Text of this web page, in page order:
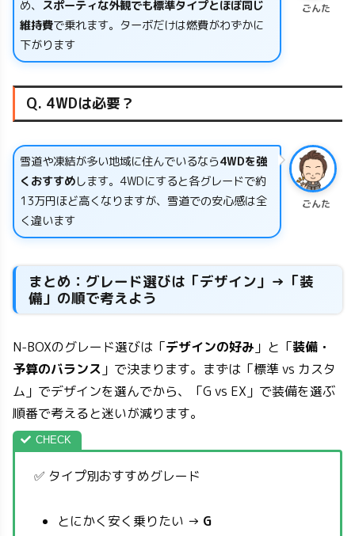
ごんた
め、 スポーティな外観でも標準タイプとほぼ同じ
維持費で乗れます。ターボだけは燃費がわずかに
下がります
Q. 4WDは必要？
ごんた
雪道や凍結が多い地域に住んでいるなら4WDを強
くおすすめします。4WDにすると各グレードで約
13万円ほど高くなりますが、雪道での安心感は全
く違います
まとめ：グレード選びは「デザイン」→「装
備」の順で考えよう
N-BOXのグレード選びは「デザインの好み 」と「装備・
予算のバランス 」で決まります。まずは「標準 vs カスタ
ム」でデザインを選んでから、「G vs EX」で装備を選ぶ
順番で考えると迷いが減ります。
✅ タイプ別おすすめグレード
とにかく安く乗りたい → G